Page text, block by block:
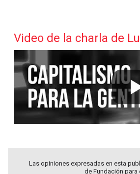
Video de la charla de
Las opiniones expresadas en esta
de Fundación para